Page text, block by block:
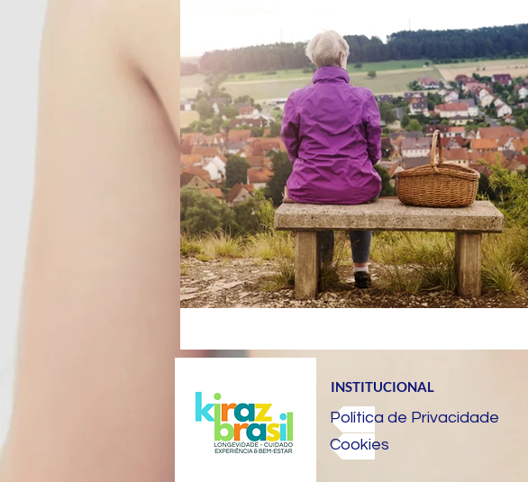
INSTITUCIONAL
Política de Privacidade
Cookies